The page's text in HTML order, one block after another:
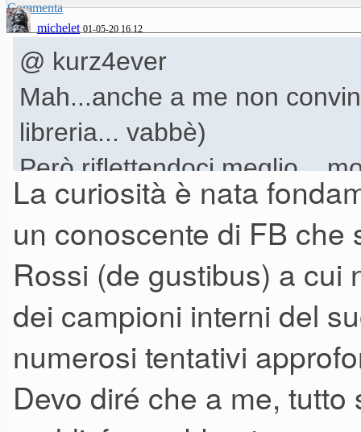
Commenta
michelet 01-05-20 16.12
@ kurz4ever
Mah...anche a me non
libreria... vabbè)
Però riflettendoci meglio...
un s700, un CFX, un paio di
Bosendorfer, un S6 ed un
voglio un suono simile ad
l'equalizzazione ed il ritocco
dici che c'è bisogno di
piano? Su una macchina
esempio)...
La curiosità è nata
un conoscente di FB
Rossi (de gustibus) a cui
dei campioni interni del
numerosi tentativi
Devo diré che a me,